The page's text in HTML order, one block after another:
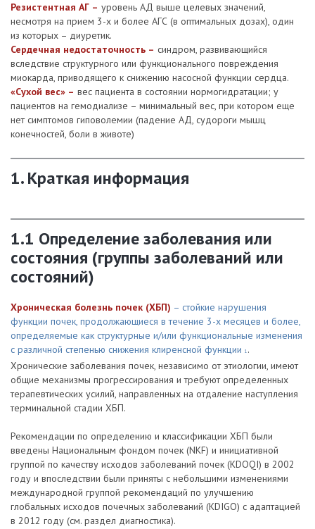
Резистентная АГ – уровень АД выше целевых значений,
несмотря на прием 3-х и более АГС (в оптимальных дозах), один
из которых – диуретик.
Сердечная недостаточность – синдром, развивающийся
вследствие структурного или функционального повреждения
миокарда, приводящего к снижению насосной функции сердца.
«Сухой вес» – вес пациента в состоянии нормогидратации; у
пациентов на гемодиализе – минимальный вес, при котором еще
нет симптомов гиповолемии (падение АД, судороги мышц
конечностей, боли в животе)
1. Краткая информация
1.1 Определение заболевания или
состояния (группы заболеваний или
состояний)
Хроническая болезнь почек (ХБП) – стойкие нарушения
функции почек, продолжающиеся в течение 3-х месяцев и более,
определяемые как структурные и/или функциональные изменения
с различной степенью снижения клиренсной функции 1 .
Хронические заболевания почек, независимо от этиологии, имеют
общие механизмы прогрессирования и требуют определенных
терапевтических усилий, направленных на отдаление наступления
терминальной стадии ХБП.
Рекомендации по определению и классификации ХБП были
введены Национальным фондом почек (NKF) и инициативной
группой по качеству исходов заболеваний почек (KDOQI) в 2002
году и впоследствии были приняты с небольшими изменениями
международной группой рекомендаций по улучшению
глобальных исходов почечных заболеваний (KDIGO) с адаптацией
в 2012 году (см. раздел диагностика).